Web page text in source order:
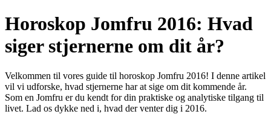
Horoskop Jomfru 2016: Hvad
siger stjernerne om dit år?
Velkommen til vores guide til horoskop Jomfru 2016! I denne artikel
vil vi udforske, hvad stjernerne har at sige om dit kommende år.
Som en Jomfru er du kendt for din praktiske og analytiske tilgang til
livet. Lad os dykke ned i, hvad der venter dig i 2016.